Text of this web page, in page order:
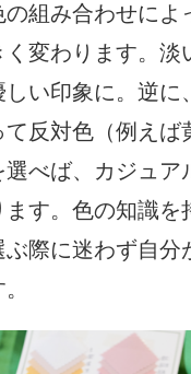
組み合わせによ
変わります。淡
い印象に。逆に
て反対色（例えば
べば、カジュア
す。色の知識を
ぶ際に迷わず自分